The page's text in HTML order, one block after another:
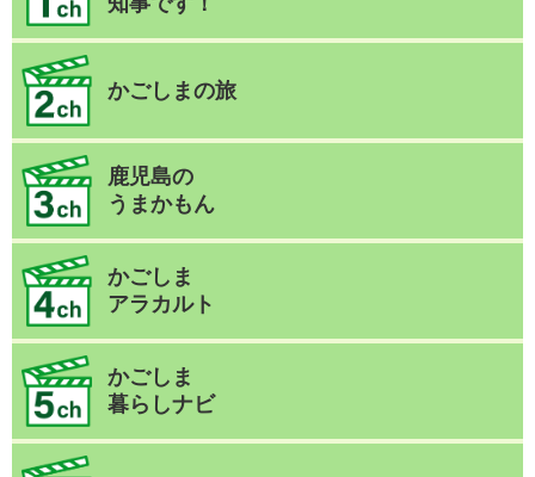
かごしまの旅
鹿児島の
うまかもん
かごしま
アラカルト
かごしま
暮らしナビ